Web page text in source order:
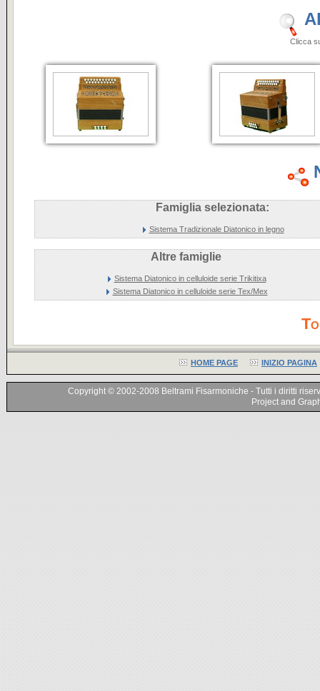
Clicca sulle
Famiglia selezionata:
Sistema Tradizionale Diatonico in legno
Altre famiglie
Sistema Diatonico in celluloide serie Trikitixa
Sistema Diatonico in celluloide serie Tex/Mex
HOME PAGE INIZIO PAGINA
Copyright © 2002-2008 Beltrami Fisarmoniche - Tutti i diritti
Project and